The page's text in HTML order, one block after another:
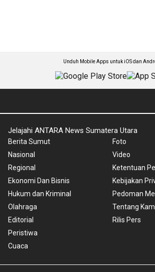
Unduh Mobile Apps untuk iOS dan
Jelajahi ANTARA News Sumatera Utara
Berita Sumut
Nasional
Regional
Ekonomi Dan Bisnis
Hukum dan Kriminal
Olahraga
Editorial
Peristiwa
Cuaca
Foto
Video
Ketentuan
Kebijakan
Pedoman
Tentang
Rilis Pers